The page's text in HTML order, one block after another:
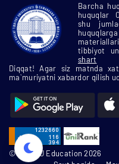
Barcha
huquqlar
shu
tibbiyot
shart
Diqqat! Agar siz matnda
ma`muriyatni xabardor qilish
© SamMU Education 2026